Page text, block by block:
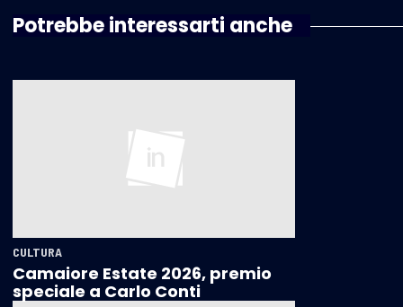
Potrebbe interessarti anche
CULTURA
Camaiore Estate 2026, premio
speciale a Carlo Conti